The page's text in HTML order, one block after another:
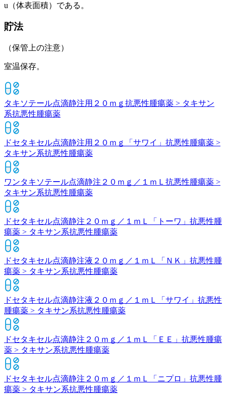
u（体表面積）である。
貯法
（保管上の注意）
室温保存。
タキソテール点滴静注用２０ｍｇ 抗悪性腫瘍薬 > タキサン
系抗悪性腫瘍薬
ドセタキセル点滴静注用２０ｍｇ「サワイ」 抗悪性腫瘍薬 >
タキサン系抗悪性腫瘍薬
ワンタキソテール点滴静注２０ｍｇ／１ｍＬ 抗悪性腫瘍薬 >
タキサン系抗悪性腫瘍薬
ドセタキセル点滴静注２０ｍｇ／１ｍＬ「トーワ」 抗悪性腫
瘍薬 > タキサン系抗悪性腫瘍薬
ドセタキセル点滴静注液２０ｍｇ／１ｍＬ「ＮＫ」 抗悪性腫
瘍薬 > タキサン系抗悪性腫瘍薬
ドセタキセル点滴静注液２０ｍｇ／１ｍＬ「サワイ」 抗悪性
腫瘍薬 > タキサン系抗悪性腫瘍薬
ドセタキセル点滴静注２０ｍｇ／１ｍＬ「ＥＥ」 抗悪性腫瘍
薬 > タキサン系抗悪性腫瘍薬
ドセタキセル点滴静注２０ｍｇ／１ｍＬ「ニプロ」 抗悪性腫
瘍薬 > タキサン系抗悪性腫瘍薬